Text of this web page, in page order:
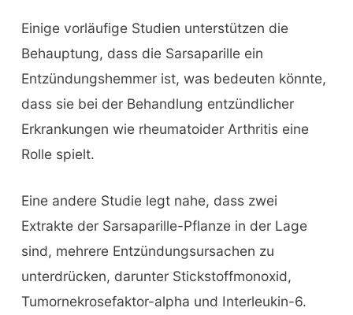
Einige vorläufige Studien unterstützen die
Behauptung, dass die Sarsaparille ein
Entzündungshemmer ist, was bedeuten könnte,
dass sie bei der Behandlung entzündlicher
Erkrankungen wie rheumatoider Arthritis eine
Rolle spielt.
Eine andere Studie legt nahe, dass zwei
Extrakte der Sarsaparille-Pflanze in der Lage
sind, mehrere Entzündungsursachen zu
unterdrücken, darunter Stickstoffmonoxid,
Tumornekrosefaktor-alpha und Interleukin-6.